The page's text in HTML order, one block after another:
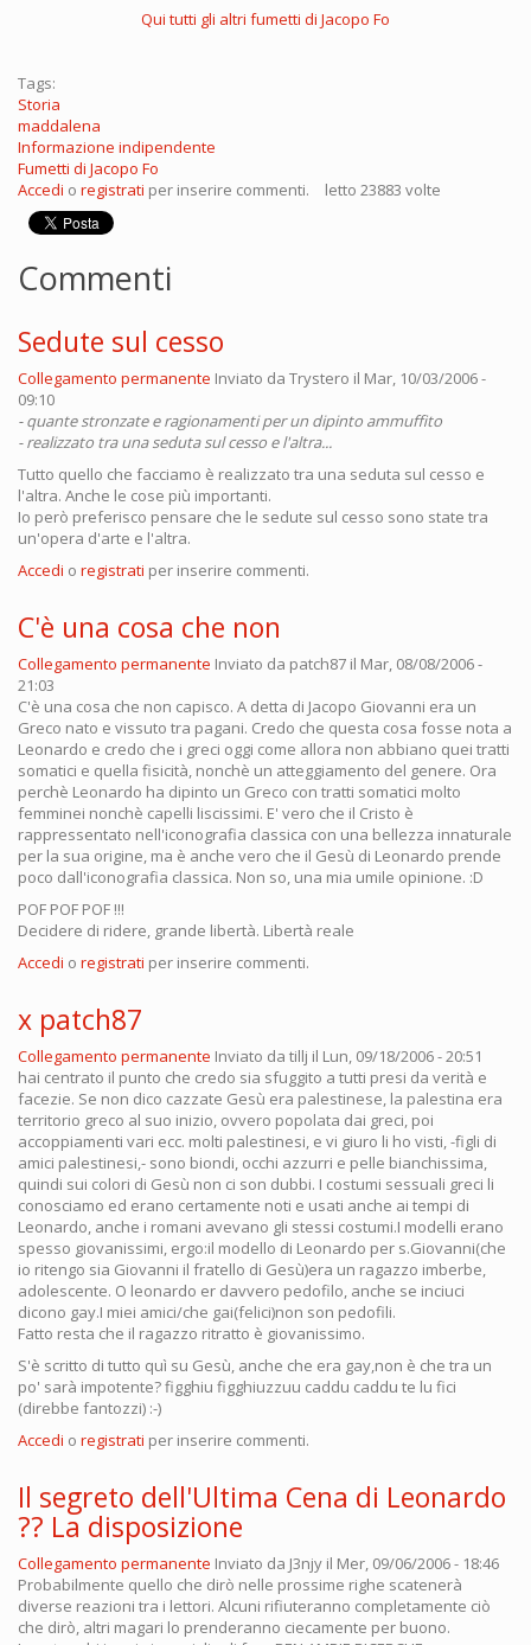
Qui tutti gli altri fumetti di Jacopo Fo
Tags:
Storia
maddalena
Informazione indipendente
Fumetti di Jacopo Fo
Accedi o registrati per inserire commenti. letto 23883 volte
Commenti
Sedute sul cesso
Collegamento permanente Inviato da Trystero il Mar, 10/03/2006 -
09:10
- quante stronzate e ragionamenti per un dipinto ammuffito
- realizzato tra una seduta sul cesso e l'altra...
Tutto quello che facciamo è realizzato tra una seduta sul cesso e
l'altra. Anche le cose più importanti.
Io però preferisco pensare che le sedute sul cesso sono state tra
un'opera d'arte e l'altra.
Accedi o registrati per inserire commenti.
C'è una cosa che non
Collegamento permanente Inviato da patch87 il Mar, 08/08/2006 -
21:03
C'è una cosa che non capisco. A detta di Jacopo Giovanni era un
Greco nato e vissuto tra pagani. Credo che questa cosa fosse nota a
Leonardo e credo che i greci oggi come allora non abbiano quei tratti
somatici e quella fisicità, nonchè un atteggiamento del genere. Ora
perchè Leonardo ha dipinto un Greco con tratti somatici molto
femminei nonchè capelli liscissimi. E' vero che il Cristo è
rappressentato nell'iconografia classica con una bellezza innaturale
per la sua origine, ma è anche vero che il Gesù di Leonardo prende
poco dall'iconografia classica. Non so, una mia umile opinione. :D
POF POF POF !!!
Decidere di ridere, grande libertà. Libertà reale
Accedi o registrati per inserire commenti.
x patch87
Collegamento permanente Inviato da tillj il Lun, 09/18/2006 - 20:51
hai centrato il punto che credo sia sfuggito a tutti presi da verità e
facezie. Se non dico cazzate Gesù era palestinese, la palestina era
territorio greco al suo inizio, ovvero popolata dai greci, poi
accoppiamenti vari ecc. molti palestinesi, e vi giuro li ho visti, -figli di
amici palestinesi,- sono biondi, occhi azzurri e pelle bianchissima,
quindi sui colori di Gesù non ci son dubbi. I costumi sessuali greci li
conosciamo ed erano certamente noti e usati anche ai tempi di
Leonardo, anche i romani avevano gli stessi costumi.I modelli erano
spesso giovanissimi, ergo:il modello di Leonardo per s.Giovanni(che
io ritengo sia Giovanni il fratello di Gesù)era un ragazzo imberbe,
adolescente. O leonardo er davvero pedofilo, anche se inciuci
dicono gay.I miei amici/che gai(felici)non son pedofili.
Fatto resta che il ragazzo ritratto è giovanissimo.
S'è scritto di tutto quì su Gesù, anche che era gay,non è che tra un
po' sarà impotente? figghiu figghiuzzuu caddu caddu te lu fici
(direbbe fantozzi) :-)
Accedi o registrati per inserire commenti.
Il segreto dell'Ultima Cena di Leonardo
?? La disposizione
Collegamento permanente Inviato da J3njy il Mer, 09/06/2006 - 18:46
Probabilmente quello che dirò nelle prossime righe scatenerà
diverse reazioni tra i lettori. Alcuni rifiuteranno completamente ciò
che dirò, altri magari lo prenderanno ciecamente per buono.